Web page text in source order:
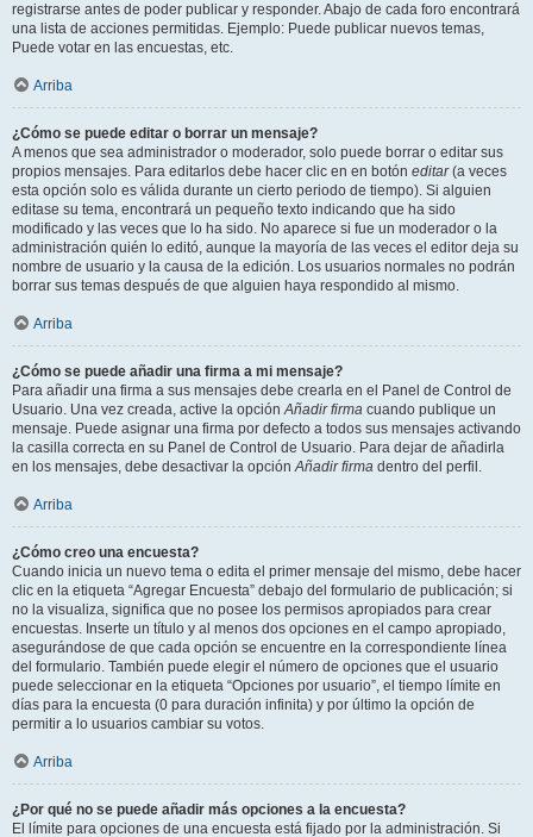
registrarse antes de poder publicar y responder. Abajo de cada foro encontrará
una lista de acciones permitidas. Ejemplo: Puede publicar nuevos temas,
Puede votar en las encuestas, etc.
Arriba
¿Cómo se puede editar o borrar un mensaje?
A menos que sea administrador o moderador, solo puede borrar o editar sus
propios mensajes. Para editarlos debe hacer clic en en botón editar(a veces
esta opción solo es válida durante un cierto periodo de tiempo). Si alguien
editase su tema, encontrará un pequeño texto indicando que ha sido
modificado y las veces que lo ha sido. No aparece si fue un moderador o la
administración quién lo editó, aunque la mayoría de las veces el editor deja su
nombre de usuario y la causa de la edición. Los usuarios normales no podrán
borrar sus temas después de que alguien haya respondido al mismo.
Arriba
¿Cómo se puede añadir una firma a mi mensaje?
Para añadir una firma a sus mensajes debe crearla en el Panel de Control de
Usuario. Una vez creada, active la opciónAñadir firma cuando publique un
mensaje. Puede asignar una firma por defecto a todos sus mensajes activando
la casilla correcta en su Panel de Control de Usuario. Para dejar de añadirla
en los mensajes, debe desactivar la opciónAñadir firma dentro del perfil.
Arriba
¿Cómo creo una encuesta?
Cuando inicia un nuevo tema o edita el primer mensaje del mismo, debe hacer
clic en la etiqueta “Agregar Encuesta” debajo del formulario de publicación; si
no la visualiza, significa que no posee los permisos apropiados para crear
encuestas. Inserte un título y al menos dos opciones en el campo apropiado,
asegurándose de que cada opción se encuentre en la correspondiente línea
del formulario. También puede elegir el número de opciones que el usuario
puede seleccionar en la etiqueta “Opciones por usuario”, el tiempo límite en
días para la encuesta (0 para duración infinita) y por último la opción de
permitir a lo usuarios cambiar su votos.
Arriba
¿Por qué no se puede añadir más opciones a la encuesta?
El límite para opciones de una encuesta está fijado por la administración. Si